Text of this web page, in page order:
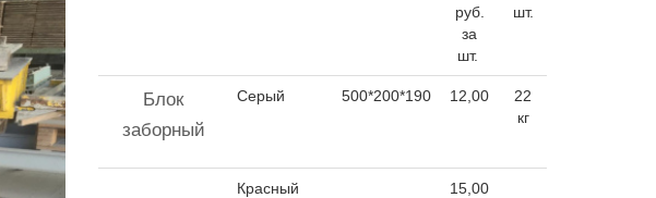
руб.
за
шт.
шт.
Блок
заборный
Серый 500*200*190 12,00
22
кг
Красный
15,00